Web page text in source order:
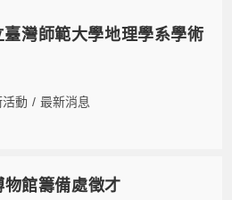
臺灣師範大學地理學系學術
動 / 最新消息
物館籌備處徵才